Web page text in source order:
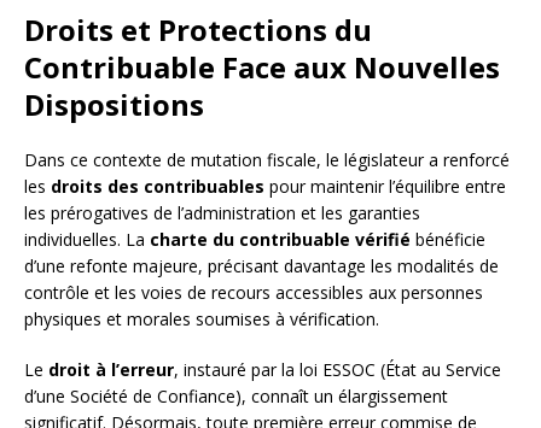
Droits et Protections du
Contribuable Face aux Nouvelles
Dispositions
Dans ce contexte de mutation fiscale, le législateur a renforcé
les droits des contribuables pour maintenir l’équilibre entre
les prérogatives de l’administration et les garanties
individuelles. La charte du contribuable vérifié bénéficie
d’une refonte majeure, précisant davantage les modalités de
contrôle et les voies de recours accessibles aux personnes
physiques et morales soumises à vérification.
Le droit à l’erreur, instauré par la loi ESSOC (État au Service
d’une Société de Confiance), connaît un élargissement
significatif. Désormais, toute première erreur commise de